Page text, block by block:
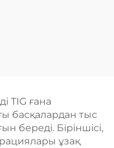
TIG ғана
басқалардан тыс
береді. Біріншісі,
ұзақ